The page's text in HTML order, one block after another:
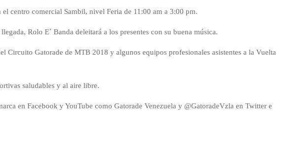
centro comercial Sambil, nivel Feria de 11:00 am a 3:00 pm.
Rolo E´ Banda deleitará a los presentes con su buena música.
Circuito Gatorade de MTB 2018 y algunos equipos profesionales asistentes a la Vuelta
saludables y al aire libre.
en Facebook y YouTube como Gatorade Venezuela y @GatoradeVzla en Twitter e